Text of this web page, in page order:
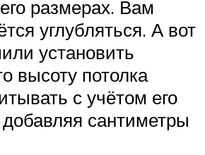
размерах. Вам
углубляться. А вот
установить
высоту потолка
с учётом его
сантиметры